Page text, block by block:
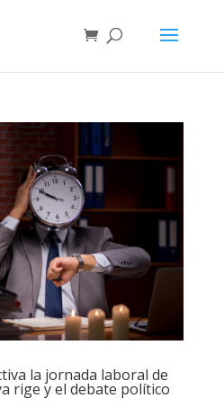
la jornada laboral de
rige y el debate político